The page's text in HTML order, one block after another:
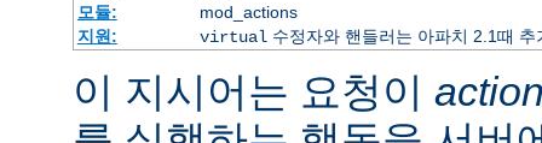
모듈:
mod_actions
지원:
virtual 수정자와 핸들러는 아파치 2.1때 추
이 지시어는 요청이